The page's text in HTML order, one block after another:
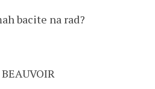
bacite na rad?